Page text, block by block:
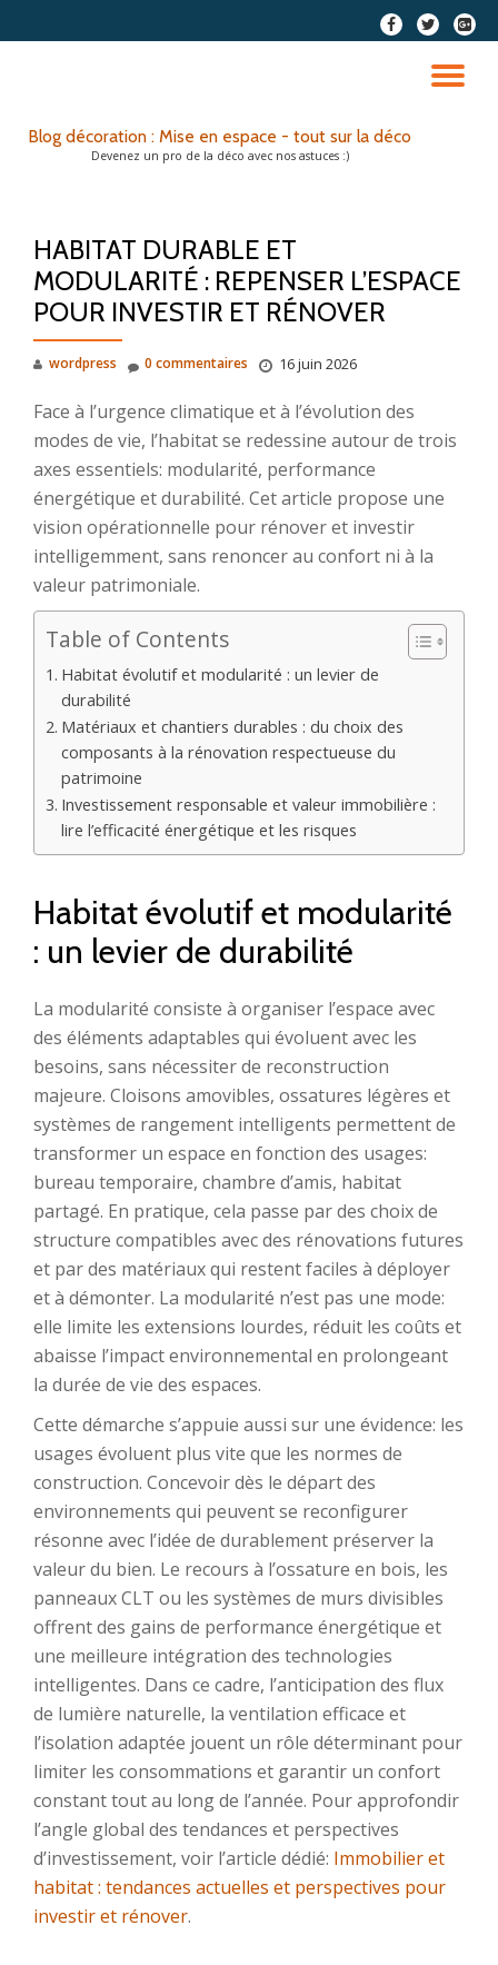
fa-
facebook
fa-
twitter
fa-
plus-
Blog décoration : Mise en espace - tout sur la déco
Devenez un pro de la déco avec nos astuces :)
HABITAT DURABLE ET
MODULARITÉ : REPENSER L’ESPACE
POUR INVESTIR ET RÉNOVER
wordpress 16 juin 2026
0 commentaires
Face à l’urgence climatique et à l’évolution des
modes de vie, l’habitat se redessine autour de trois
axes essentiels: modularité, performance
énergétique et durabilité. Cet article propose une
vision opérationnelle pour rénover et investir
intelligemment, sans renoncer au confort ni à la
valeur patrimoniale.
Table of Contents
Habitat évolutif et modularité : un levier de
durabilité
Matériaux et chantiers durables : du choix des
composants à la rénovation respectueuse du
patrimoine
Investissement responsable et valeur immobilière :
lire l’efficacité énergétique et les risques
Habitat évolutif et modularité
: un levier de durabilité
La modularité consiste à organiser l’espace avec
des éléments adaptables qui évoluent avec les
besoins, sans nécessiter de reconstruction
majeure. Cloisons amovibles, ossatures légères et
systèmes de rangement intelligents permettent de
transformer un espace en fonction des usages:
bureau temporaire, chambre d’amis, habitat
partagé. En pratique, cela passe par des choix de
structure compatibles avec des rénovations futures
et par des matériaux qui restent faciles à déployer
et à démonter. La modularité n’est pas une mode:
elle limite les extensions lourdes, réduit les coûts et
abaisse l’impact environnemental en prolongeant
la durée de vie des espaces.
Cette démarche s’appuie aussi sur une évidence: les
usages évoluent plus vite que les normes de
construction. Concevoir dès le départ des
environnements qui peuvent se reconfigurer
résonne avec l’idée de durablement préserver la
valeur du bien. Le recours à l’ossature en bois, les
panneaux CLT ou les systèmes de murs divisibles
offrent des gains de performance énergétique et
une meilleure intégration des technologies
intelligentes. Dans ce cadre, l’anticipation des flux
de lumière naturelle, la ventilation efficace et
l’isolation adaptée jouent un rôle déterminant pour
limiter les consommations et garantir un confort
constant tout au long de l’année. Pour approfondir
l’angle global des tendances et perspectives
d’investissement, voir l’article dédié: Immobilier et
habitat : tendances actuelles et perspectives pour
investir et rénover.